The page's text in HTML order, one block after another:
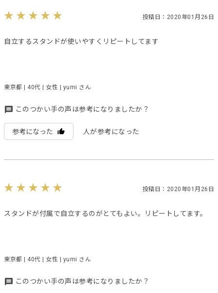
投稿日：2020年01月26日
自立するスタンドが使いやすくリピートしてます
東京都 | 40代 | 女性 | yumi さん
このつかい手の声は参考になりましたか？
参考になった 人が参考になった
投稿日：2020年01月26日
スタンドが付属で自立するのがとてもよい。リピートしてます。
東京都 | 40代 | 女性 | yumi さん
このつかい手の声は参考になりましたか？